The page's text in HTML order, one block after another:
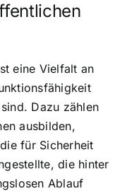
eine Vielfalt an
Dazu zählen
ausbilden,
für Sicherheit
die hinter
Ablauf